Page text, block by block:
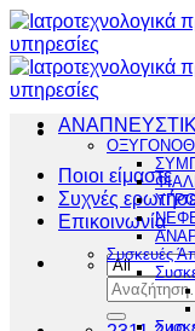
Μετάβαση
στο
περιεχόμενο
Ποιοι είμαστε
Συχνές
Επικοινωνία
Αναζήτηση
για:
Συσκευές